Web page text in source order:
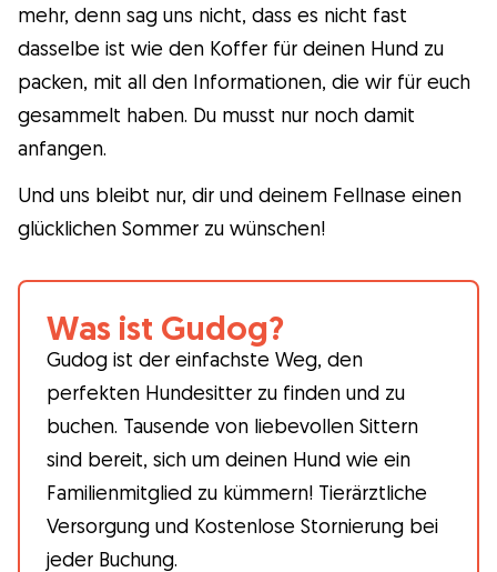
mehr, denn sag uns nicht, dass es nicht fast
dasselbe ist wie den Koffer für deinen Hund zu
packen, mit all den Informationen, die wir für euch
gesammelt haben. Du musst nur noch damit
anfangen.
Und uns bleibt nur, dir und deinem Fellnase einen
glücklichen Sommer zu wünschen!
Was ist Gudog?
Gudog ist der einfachste Weg, den
perfekten Hundesitter zu finden und zu
buchen. Tausende von liebevollen Sittern
sind bereit, sich um deinen Hund wie ein
Familienmitglied zu kümmern! Tierärztliche
Versorgung und Kostenlose Stornierung bei
jeder Buchung.